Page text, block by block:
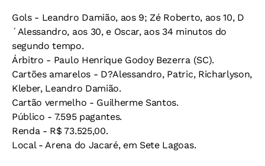
Gols - Leandro Damião, aos 9; Zé Roberto, aos 10, D
´Alessandro, aos 30, e Oscar, aos 34 minutos do
segundo tempo.
Árbitro - Paulo Henrique Godoy Bezerra (SC).
Cartões amarelos - D?Alessandro, Patric, Richarlyson,
Kleber, Leandro Damião.
Cartão vermelho - Guilherme Santos.
Público - 7.595 pagantes.
Renda - R$ 73.525,00.
Local - Arena do Jacaré, em Sete Lagoas.